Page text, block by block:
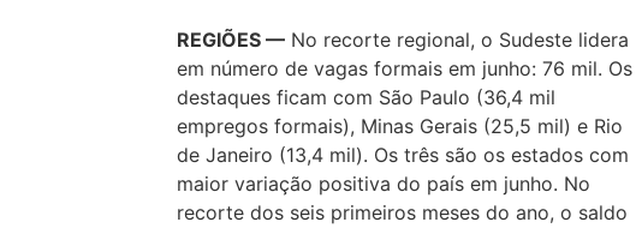
REGIÕES — No recorte regional, o Sudeste lidera
em número de vagas formais em junho: 76 mil. Os
destaques ficam com São Paulo (36,4 mil
empregos formais), Minas Gerais (25,5 mil) e Rio
de Janeiro (13,4 mil). Os três são os estados com
maior variação positiva do país em junho. No
recorte dos seis primeiros meses do ano, o saldo